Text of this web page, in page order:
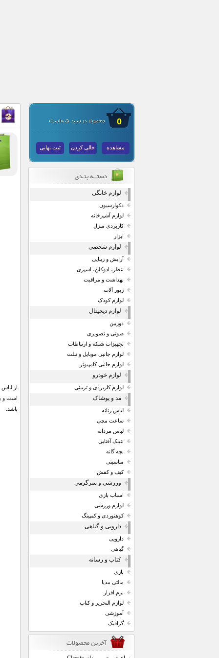
0
مشاهده خالی کردن ثبت نهایی
لوازم خانگی
دکوارسیون
لوازم آشپزخانه
کاربردی منزل
ابزار
لوازم شخصی
آرایش و زیبایی
عطر، ادوکلن، اسپری
بهداشت و مراقبت
زیور آلات
لوازم کودک
لوازم دیجیتال
دوربین
صوتی و تصویری
تجهیزات شبکه و ارتباطات
لوازم جانبی موبایل و تبلت
لوازم جانبی کامپیوتر
لوازم خودرو
لوازم کاربردی و تزیینی
مد و پوشاک
لباس زنانه
ساعت مچی
لباس مردانه
عینک آفتابی
بچه گانه
مناسبتی
کیف و کفش
ورزشی و سرگرمی
اسباب بازی
لوازم ورزشی
کوهنوردی و کمپینگ
دارویی و گیاهی
دارویی
گیاهی
کتاب و رسانه
بازی
مالتی مدیا
نرم افزار
لوازم التحریر و کتاب
آموزشی
گرافیک
است و
باشد.